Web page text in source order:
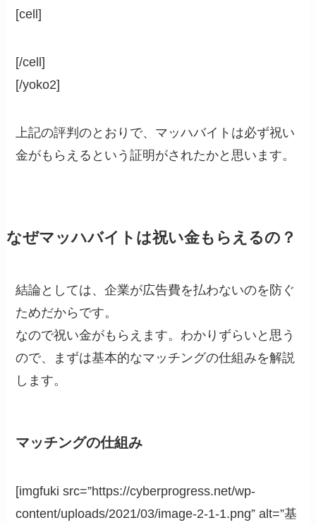
[cell]
[/cell]
[/yoko2]
上記の評判のとおりで、マッハバイトは必ず祝い
金がもらえるという証明がされたかと思います。
なぜマッハバイトは祝い金もらえるの？
結論としては、企業が広告費を払わないのを防ぐ
ためだからです。
なので祝い金がもらえます。わかりずらいと思う
ので、まずは基本的なマッチングの仕組みを解説
します。
マッチングの仕組み
[imgfuki src=”https://cyberprogress.net/wp-
content/uploads/2021/03/image-2-1-1.png” alt=”基